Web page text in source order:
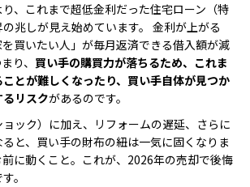
、これまで超低金利だった住宅ローン（特
兆しが見え始めています。 金利が上がる
買いたい人」が毎月返済できる借入額が減
り、 買い手の購買力が落ちるため、これま
とが難しくなったり、買い手自体が見つか
リスクがあるのです。
ック）に加え、リフォームの遅延、さらに
と、買い手の財布の紐は一気に固くなりま
に動くこと。これが、2026年の売却で後悔
。